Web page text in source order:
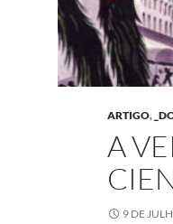
ARTIGO,
A
9 DE